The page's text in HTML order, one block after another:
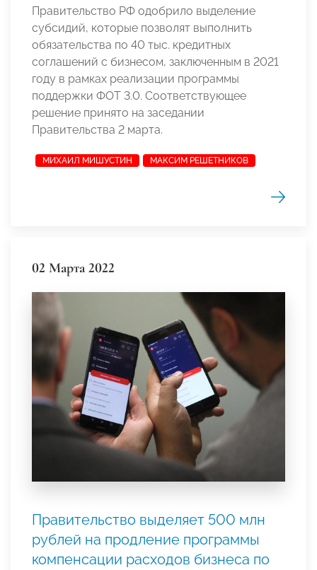
Правительство РФ одобрило выделение
субсидий, которые позволят выполнить
обязательства по 40 тыс. кредитных
соглашений с бизнесом, заключенным в 2021
году в рамках реализации программы
поддержки ФОТ 3.0. Соответствующее
решение принято на заседании
Правительства 2 марта.
МИХАИЛ МИШУСТИН МАКСИМ РЕШЕТНИКОВ
02 Марта 2022
Правительство выделяет 500 млн
рублей на продление программы
компенсации расходов бизнеса по